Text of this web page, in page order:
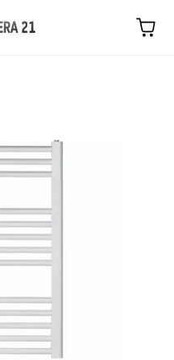
Цена на продукта: